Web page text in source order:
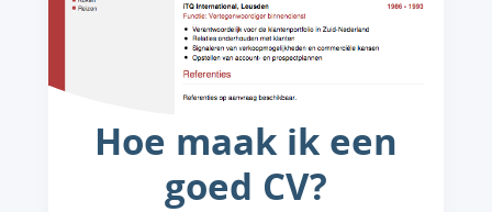
Hoe maak ik een
goed CV?